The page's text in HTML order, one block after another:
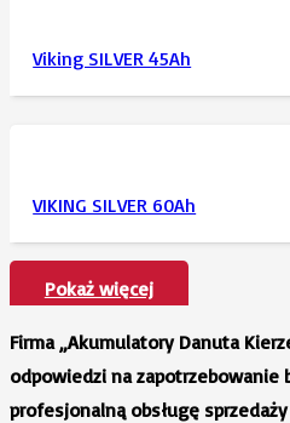
Viking SILVER 45Ah
VIKING SILVER 60Ah
Pokaż więcej
Firma „Akumulatory Danuta
odpowiedzi na zapotrzebowanie
profesjonalną obsługę